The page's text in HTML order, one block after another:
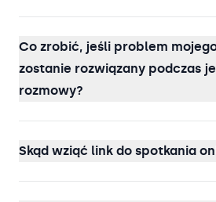
Co zrobić, jeśli problem
zostanie rozwiązany podczas
rozmowy?
Skąd wziąć link do spotkania